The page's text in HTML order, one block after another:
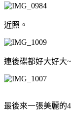
近照。
連後碟都好大好大
最後來一張美麗的